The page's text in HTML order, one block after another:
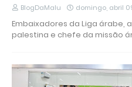
BlogDaMalu domingo, abril
Embaixadores da Liga árabe,
palestina e chefe da missão